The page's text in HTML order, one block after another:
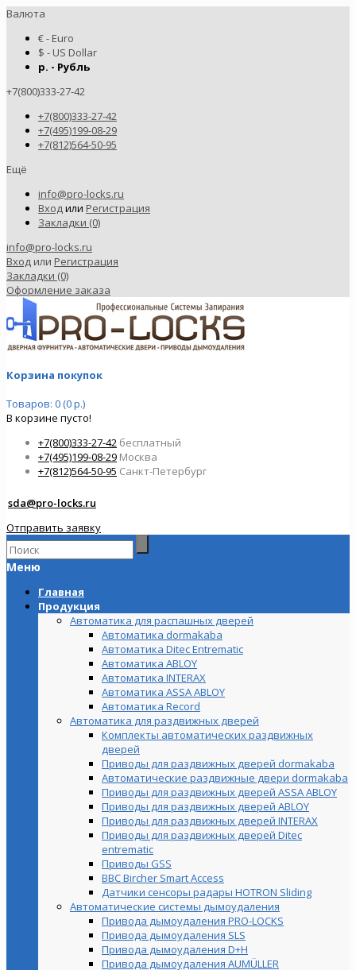
Валюта
€ - Euro
$ - US Dollar
р. - Рубль
+7(800)333-27-42
+7(800)333-27-42
+7(495)199-08-29
+7(812)564-50-95
Ещё
info@pro-locks.ru
Входили Регистрация
Закладки (0)
info@pro-locks.ru
Вход или Регистрация
Закладки (0)
Оформление заказа
Корзина покупок
Товаров: 0 (0 р.)
В корзине пусто!
+7(800)333-27-42 бесплатный
+7(495)199-08-29 Москва
+7(812)564-50-95 Санкт-Петербург
sda@pro-locks.ru
Отправить заявку
Меню
Главная
Продукция
Автоматика для распашных дверей
Автоматика dormakaba
Автоматика Ditec Entrematic
Автоматика ABLOY
Автоматика INTERAX
Автоматика ASSA ABLOY
Автоматика Record
Автоматика для раздвижных дверей
Комплекты автоматических раздвижных
дверей
Приводы для раздвижных дверей dormakaba
Автоматические раздвижные двери dormakaba
Приводы для раздвижных дверей ASSA ABLOY
Приводы для раздвижных дверей ABLOY
Приводы для раздвижных дверей INTERAX
Приводы для раздвижных дверей Ditec
entrematic
Приводы GSS
BBC Bircher Smart Access
Датчики сенсоры радары HOTRON Sliding
Автоматические системы дымоудаления
Привода дымоудаления PRO-LOCKS
Привода дымоудаления SLS
Привода дымоудаления D+H
Привода дымоудаления AUMÜLLER